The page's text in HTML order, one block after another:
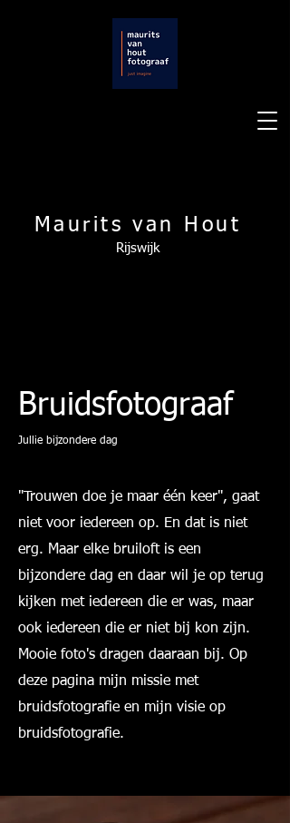
Maurits van Hout
Rijswijk
Bruidsfotograaf
Jullie bijzondere dag
"Trouwen doe je maar één keer", gaat
niet voor iedereen op. En dat is niet
erg. Maar elke bruiloft is een
bijzondere dag en daar wil je op terug
kijken met iedereen die er was, maar
ook iedereen die er niet bij kon zijn.
Mooie foto's dragen daaraan bij. Op
deze pagina mijn missie met
bruidsfotografie en mijn visie op
bruidsfotografie.